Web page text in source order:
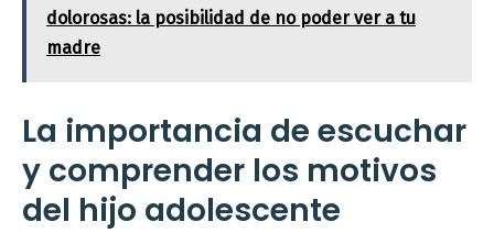
dolorosas: la posibilidad de no poder ver a tu
madre
La importancia de escuchar
y comprender los motivos
del hijo adolescente